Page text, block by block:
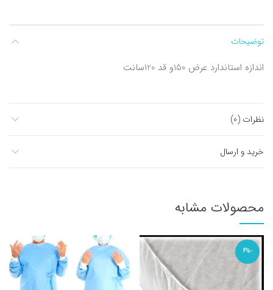
توضیحات
اندازه استاندارد عرض 150و قد 120سانت
نظرات (0)
خرید و ارسال
محصولات مشابه
-6%